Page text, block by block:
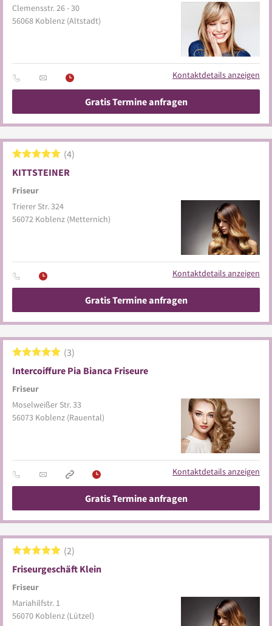
Clemensstr. 26 - 30
56068 Koblenz (Altstadt)
Kontaktdetails anzeigen
Gratis Termine anfragen
KITTSTEINER
Friseur
4
Trierer Str. 324
56072 Koblenz (Metternich)
Kontaktdetails anzeigen
Gratis Termine anfragen
Intercoiffure Pia Bianca Friseure
Friseur
3
Moselweißer Str. 33
56073 Koblenz (Rauental)
Kontaktdetails anzeigen
Gratis Termine anfragen
Friseurgeschäft Klein
Friseur
2
Mariahilfstr. 1
56070 Koblenz (Lützel)